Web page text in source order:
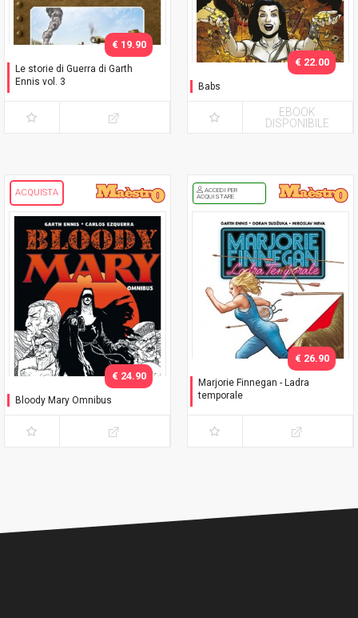
Le storie di Guerra di Garth
Ennis vol. 3
Mediterraneo
€ 19.90
Babs
€ 22.00
EBOOK
DISPONIBILE
ACQUISTA
Bloody Mary Omnibus
€ 24.90
ACCEDI PER
ACQUISTARE
Marjorie Finnegan - Ladra
temporale
€ 26.90